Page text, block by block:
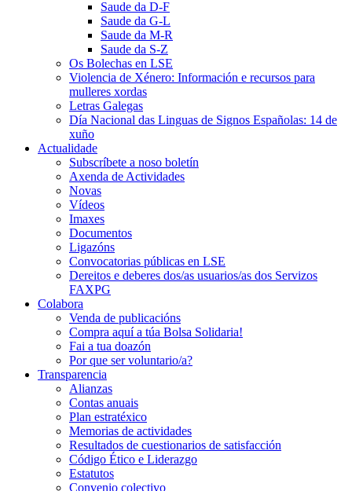
Saude da D-F
Saude da G-L
Saude da M-R
Saude da S-Z
Os Bolechas en LSE
Violencia de Xénero: Información e recursos para
mulleres xordas
Letras Galegas
Día Nacional das Linguas de Signos Españolas: 14 de
xuño
Actualidade
Subscríbete a noso boletín
Axenda de Actividades
Novas
Vídeos
Imaxes
Documentos
Ligazóns
Convocatorias públicas en LSE
Dereitos e deberes dos/as usuarios/as dos Servizos
FAXPG
Colabora
Venda de publicacións
Compra aquí a túa Bolsa Solidaria!
Fai a tua doazón
Por que ser voluntario/a?
Transparencia
Alianzas
Contas anuais
Plan estratéxico
Memorias de actividades
Resultados de cuestionarios de satisfacción
Código Ético e Liderazgo
Estatutos
Convenio colectivo